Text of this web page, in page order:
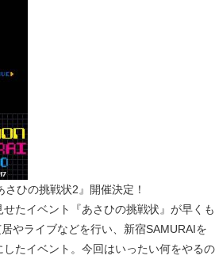
ひの挑戦状2』開催決定！
たイベント『あさひの挑戦状』が早くも
やライブなどを行い、新宿SAMURAIを
たイベント。今回はいったい何をやるの